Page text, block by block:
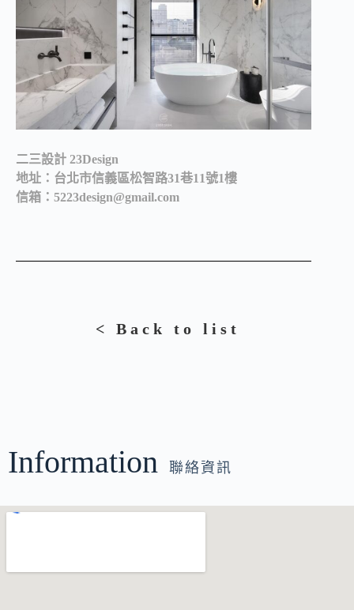
二三設計 23Design
地址：台北市信義區松智路31巷11號1樓
信箱：5223design@gmail.com
< Back to list
Information 聯絡資訊